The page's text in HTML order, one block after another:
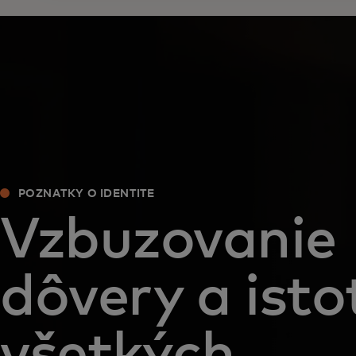
POZNATKY O IDENTITE
Vzbuzovanie
dôvery a